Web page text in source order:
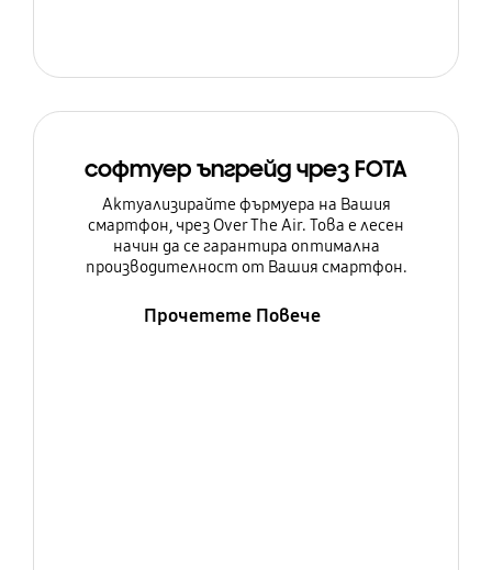
софтуер ъпгрейд чрез FOTA
Актуализирайте фърмуера на Вашия
смартфон, чрез Over The Air. Това е лесен
начин да се гарантира оптимална
производителност от Вашия смартфон.
Прочетете Повече